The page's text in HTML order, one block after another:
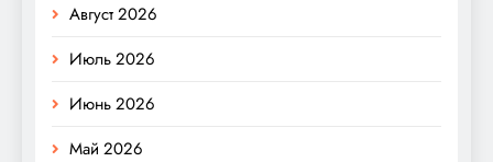
Август 2026
Июль 2026
Июнь 2026
Май 2026